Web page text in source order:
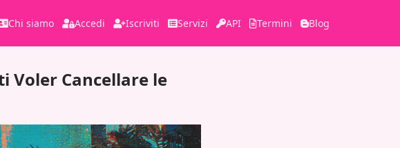
Chi siamo Accedi Iscriviti Servizi API Termini Blog
Voler Cancellare le